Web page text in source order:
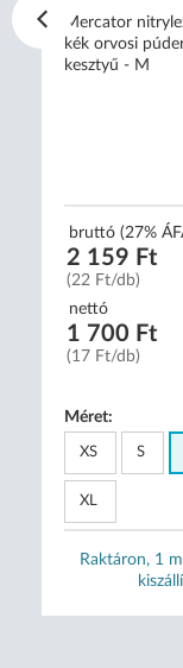
Mercator
kék orvosi
kesztyű - M
bruttó (27%
2 159 Ft
(22 Ft/db)
nettó
1 700 Ft
(17 Ft/db)
Méret:
XS S
XL
Raktáron, 1